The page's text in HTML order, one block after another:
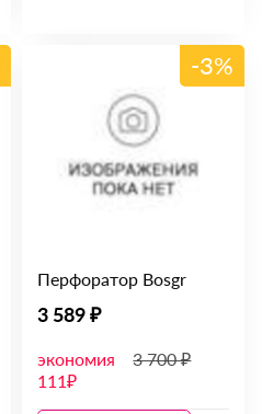
-3%
Перфоратор Bosgr
3 589 ₽
экономия
111₽
3 700 ₽